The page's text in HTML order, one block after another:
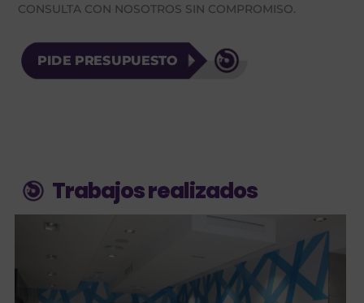
CONSULTA CON NOSOTROS SIN COMPROMISO.
PIDE PRESUPUESTO
Trabajos realizados